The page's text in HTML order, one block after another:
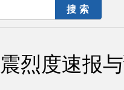
烈度速报